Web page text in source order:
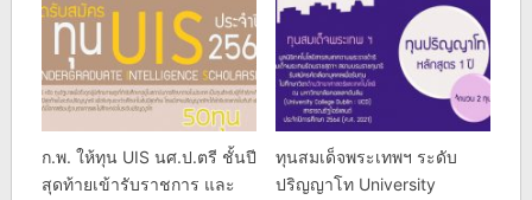
ก.พ. ให้ทุน UIS นศ.ป.ตรี ชั้นปี
สุดท้ายเข้ารับราชการ และ
ทุนสมเด็จพระเทพฯ ระดับ
ปริญญาโท University